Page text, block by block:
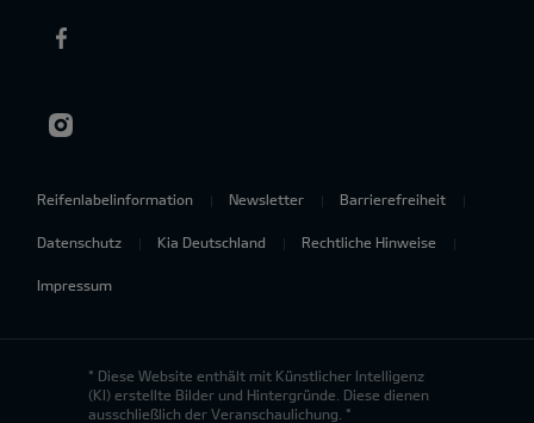
Reifenlabelinformation Newsletter Barrierefreiheit
Datenschutz Kia Deutschland Rechtliche Hinweise
Impressum
* Diese Website enthält mit Künstlicher Intelligenz
(KI) erstellte Bilder und Hintergründe. Diese dienen
ausschließlich der Veranschaulichung. *